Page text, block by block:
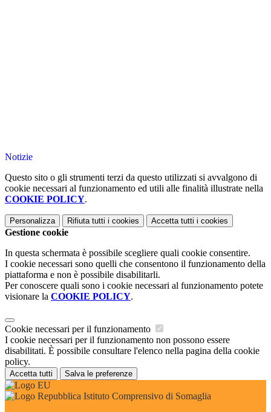
Notizie
Questo sito o gli strumenti terzi da questo utilizzati si avvalgono di
cookie necessari al funzionamento ed utili alle finalità illustrate nella
COOKIE POLICY.
Personalizza Rifiuta tutti i cookies Accetta tutti i cookies
Gestione cookie
In questa schermata è possibile scegliere quali cookie consentire.
I cookie necessari sono quelli che consentono il funzionamento della
piattaforma e non è possibile disabilitarli.
Per conoscere quali sono i cookie necessari al funzionamento potete
visionare la COOKIE POLICY.
Cookie necessari per il funzionamento
I cookie necessari per il funzionamento non possono essere
disabilitati. È possibile consultare l'elenco nella pagina della cookie
policy.
Accetta tutti Salva le preferenze
Istituto Comprensivo di Somaglia